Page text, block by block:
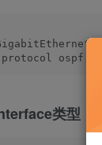
ospf
类型（